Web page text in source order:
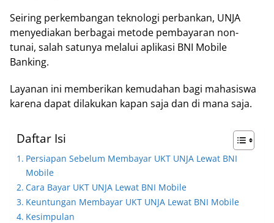
Seiring perkembangan teknologi perbankan, UNJA
menyediakan berbagai metode pembayaran non-
tunai, salah satunya melalui aplikasi BNI Mobile
Banking.
Layanan ini memberikan kemudahan bagi mahasiswa
karena dapat dilakukan kapan saja dan di mana saja.
Daftar Isi
Persiapan Sebelum Membayar UKT UNJA Lewat BNI
Mobile
Cara Bayar UKT UNJA Lewat BNI Mobile
Keuntungan Membayar UKT UNJA Lewat BNI Mobile
Kesimpulan